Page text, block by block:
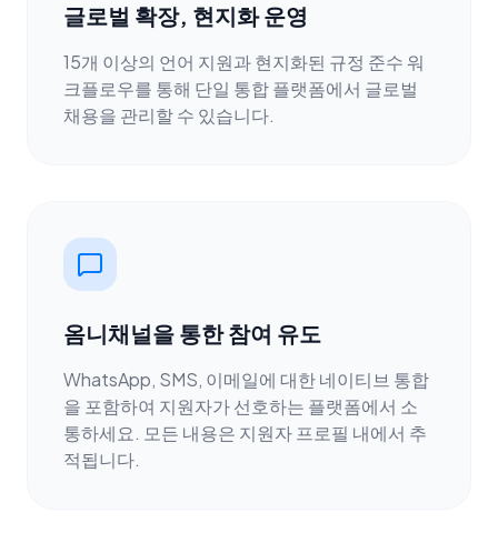
글로벌 확장, 현지화 운영
15개 이상의 언어 지원과 현지화된 규정 준수 워
크플로우를 통해 단일 통합 플랫폼에서 글로벌
채용을 관리할 수 있습니다.
옴니채널을 통한 참여 유도
WhatsApp, SMS, 이메일에 대한 네이티브 통합
을 포함하여 지원자가 선호하는 플랫폼에서 소
통하세요. 모든 내용은 지원자 프로필 내에서 추
적됩니다.